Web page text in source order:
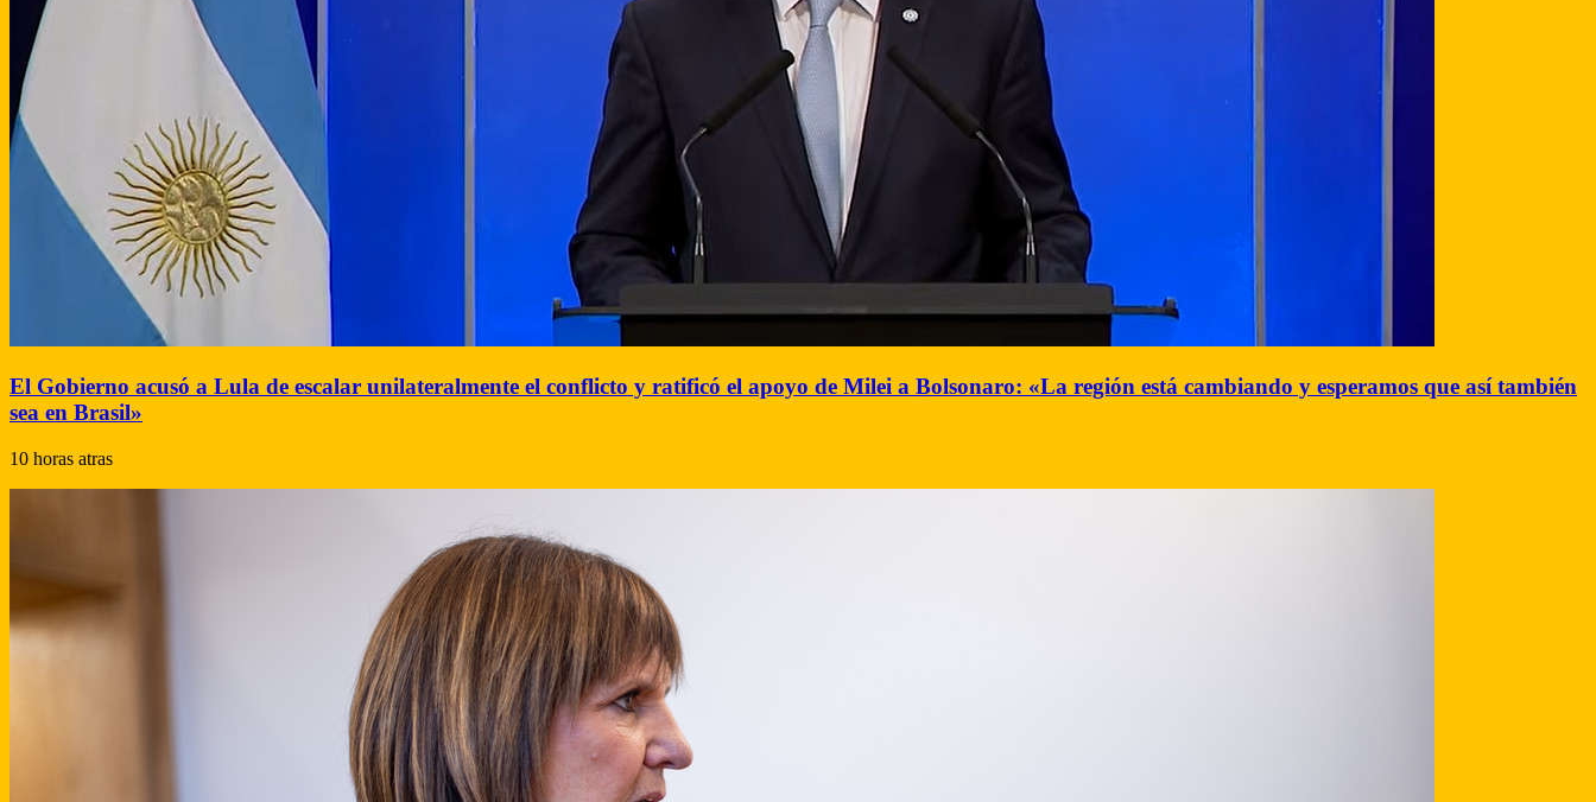
El Gobierno acusó a Lula de escalar unilateralmente el conflicto y ratificó el apoyo de Milei a Bolsonaro: «La región está cambiando y esperamos que así también
sea en Brasil»
10 horas atras